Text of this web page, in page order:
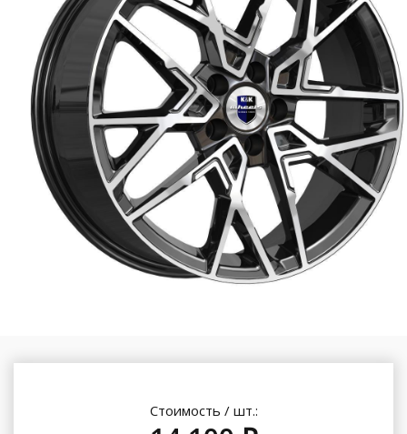
Стоимость / шт.: